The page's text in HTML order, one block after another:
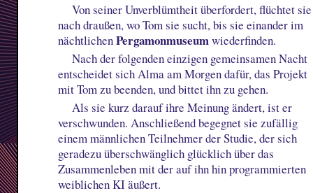
Von seiner Unverblümtheit überfordert, flüchtet sie
nach draußen, wo Tom sie sucht, bis sie einander im
nächtlichenPergamonmuseumwiederfinden.
Nach der folgenden einzigen gemeinsamen Nacht
entscheidet sich Alma am Morgen dafür, das Projekt
mit Tom zu beenden, und bittet ihn zu gehen.
Als sie kurz darauf ihre Meinung ändert, ist er
verschwunden. Anschließend begegnet sie zufällig
einem männlichen Teilnehmer der Studie, der sich
geradezu überschwänglich glücklich über das
Zusammenleben mit der auf ihn hin programmierten
weiblichen KI äußert.